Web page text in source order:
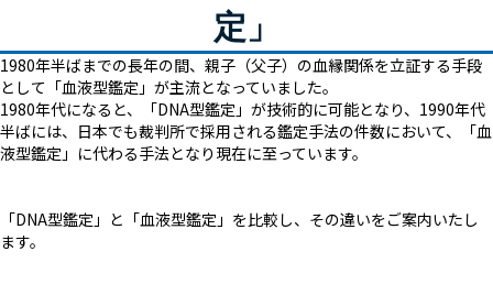
定」
1980年半ばまでの長年の間、親子（父子）の血縁関係を立証する手段
として「血液型鑑定」が主流となっていました。
1980年代になると、「DNA型鑑定」が技術的に可能となり、1990年代
半ばには、日本でも裁判所で採用される鑑定手法の件数において、「血
液型鑑定」に代わる手法となり現在に至っています。
「DNA型鑑定」と「血液型鑑定」を比較し、その違いをご案内いたし
ます。